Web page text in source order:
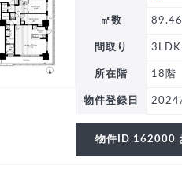
㎡数 89.46
間取り 3LDK
所在階 18階
物件登録日
物件ID 162000